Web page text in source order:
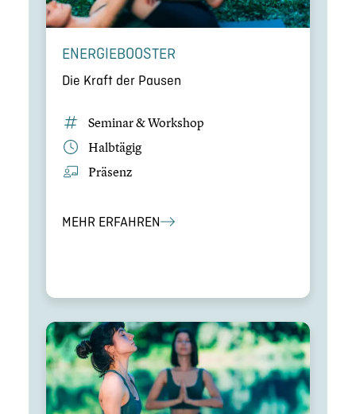
ENERGIE­BOOS­TER
Die Kraft der Pausen
Seminar & Workshop
Halbtägig
Präsenz
MEHR ERFAHREN